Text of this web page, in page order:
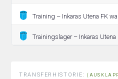
Training – Inkaras Utena FK
Trainingslager – Inkaras
TRANSFERHISTORIE: